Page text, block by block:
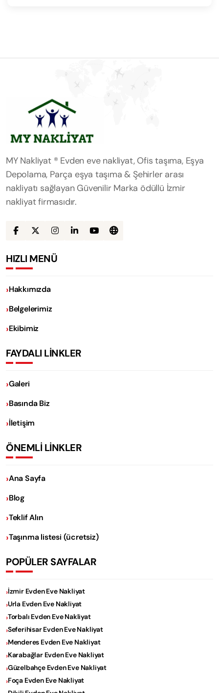
MY Nakliyat ® Evden eve nakliyat, Ofis taşıma, Eşya
Depolama, Parça eşya taşıma & Şehirler arası
nakliyatı sağlayan Güvenilir Marka ödüllü İzmir
nakliyat firmasıdır.
HIZLI MENÜ
Hakkımızda
Belgelerimiz
Ekibimiz
FAYDALI LİNKLER
Galeri
Basında Biz
İletişim
ÖNEMLİ LİNKLER
Ana Sayfa
Blog
Teklif Alın
Taşınma listesi (ücretsiz)
POPÜLER SAYFALAR
İzmir Evden Eve Nakliyat
Urla Evden Eve Nakliyat
Torbalı Evden Eve Nakliyat
Seferihisar Evden Eve Nakliyat
Menderes Evden Eve Nakliyat
Karabağlar Evden Eve Nakliyat
Güzelbahçe Evden Eve Nakliyat
Foça Evden Eve Nakliyat